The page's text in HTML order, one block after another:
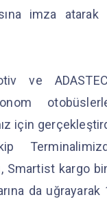
imza
ve
için
kargo
da